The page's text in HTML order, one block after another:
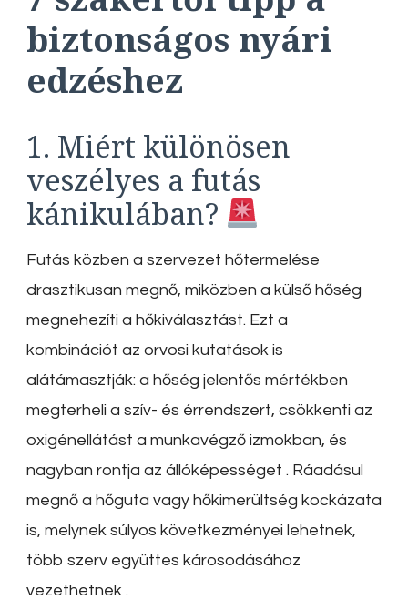
biztonságos nyári
edzéshez
1. Miért különösen
veszélyes a futás
kánikulában?
Futás közben a szervezet hőtermelése
drasztikusan megnő, miközben a külső hőség
megnehezíti a hőkiválasztást. Ezt a
kombinációt az orvosi kutatások is
alátámasztják: a hőség jelentős mértékben
megterheli a szív- és érrendszert, csökkenti az
oxigénellátást a munkavégző izmokban, és
nagyban rontja az állóképességet . Ráadásul
megnő a hőguta vagy hőkimerültség kockázata
is, melynek súlyos következményei lehetnek,
több szerv együttes károsodásához
vezethetnek .